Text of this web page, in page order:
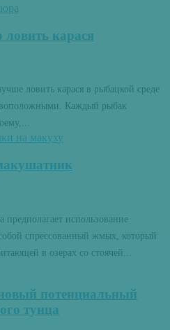
карася
ловить карася в рыбацкой среде
Каждый рыбак
использование
спрессованный жмых, который
в озерах со стоячей...
потенциальный
тунца